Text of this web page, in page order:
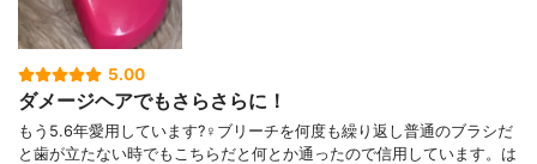
5.00
ダメージヘアでもさらさらに！
もう5.6年愛用しています?‍♀️ブリーチを何度も繰り返し普通のブラシだ
と歯が立たない時でもこちらだと何とか通ったので信用しています。は